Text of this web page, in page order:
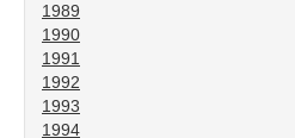
1989
1990
1991
1992
1993
1994